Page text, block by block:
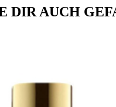
DIR AUCH